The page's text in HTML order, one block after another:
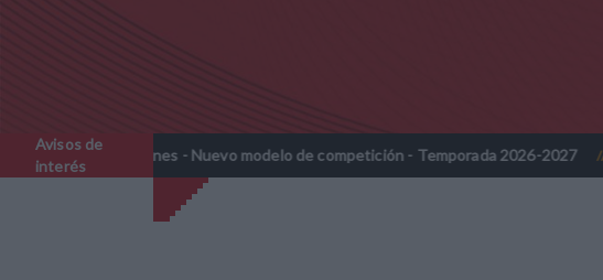
Avisos de
interés
- Nuevo modelo de competición - Temporada 2026-2027 // Nota